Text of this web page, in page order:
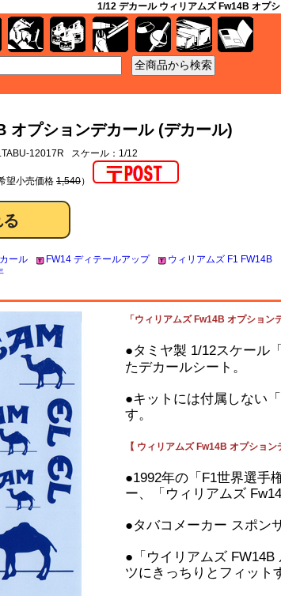
1/12 デカール ウィリアムズ Fw14B オプ
オプションデカール (デカール)
12017R スケール：1/12
望小売価格 1,540）
ール FW14 ディテールアップ ウィリアムズ F1 FW14B
「ウィリアムズ Fw14B オプショ
●タミヤ製 1/12スケール「
たデカールシート。
●キットには付属しない
す。
【 ウィリアムズ Fw14B オプショ
●1992年の「F1世界選手
ー、「ウィリアムズ
●タバコメーカー スポン
●「ウイリアムズ
ツにきっちりとフィット
キャラクターガンダム 塗料 工具 資材 ケース